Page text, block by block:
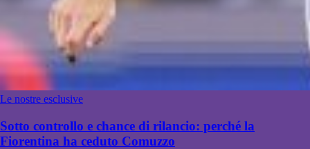
Le nostre esclusive
Sotto controllo e chance di rilancio: perché la
Fiorentina ha ceduto Comuzzo